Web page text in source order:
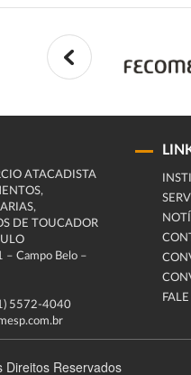
ATACADISTA
DE TOUCADOR
– Campo Belo –
5572-4040
Reservados